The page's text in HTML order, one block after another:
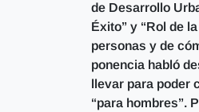
de Desarrollo
Éxito” y “Rol de
personas y de
ponencia habló
llevar para poder
“para hombres”.